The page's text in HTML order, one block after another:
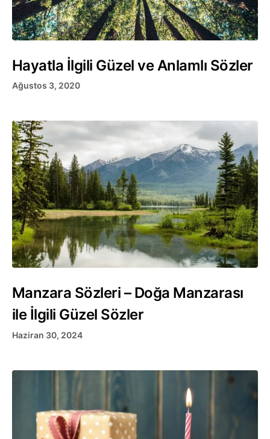
Hayatla İlgili Güzel ve Anlamlı Sözler
Ağustos 3, 2020
Manzara Sözleri – Doğa Manzarası
ile İlgili Güzel Sözler
Haziran 30, 2024